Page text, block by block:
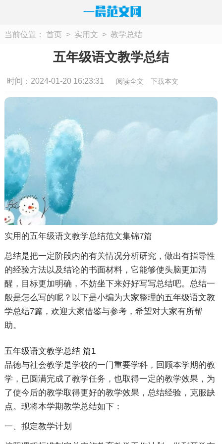
当前位置： 首页 > 实用文 > 教学总结
五年级语文教学总结
时间：2024-01-20 16:23:31 阅读全文 下载本文
实用的五年级语文教学总结范文集锦7篇
总结是把一定阶段内的有关情况分析研究，做出有指导性
的经验方法以及结论的书面材料，它能够使头脑更加清
醒，目标更加明确，不妨坐下来好好写写总结吧。总结一
般是怎么写的呢？以下是小编为大家整理的五年级语文教
学总结7篇，欢迎大家借鉴与参考，希望对大家有所帮
助。
五年级语文教学总结 篇1
品德与社会教学是学校的一门重要学科，回顾本学期的教
学，已圆满完成了教学任务，也取得一定的教学效果，为
了使今后的教学取得更好的教学效果，总结经验，克服缺
点。现将本学期教学总结如下：
一、拟定教学计划